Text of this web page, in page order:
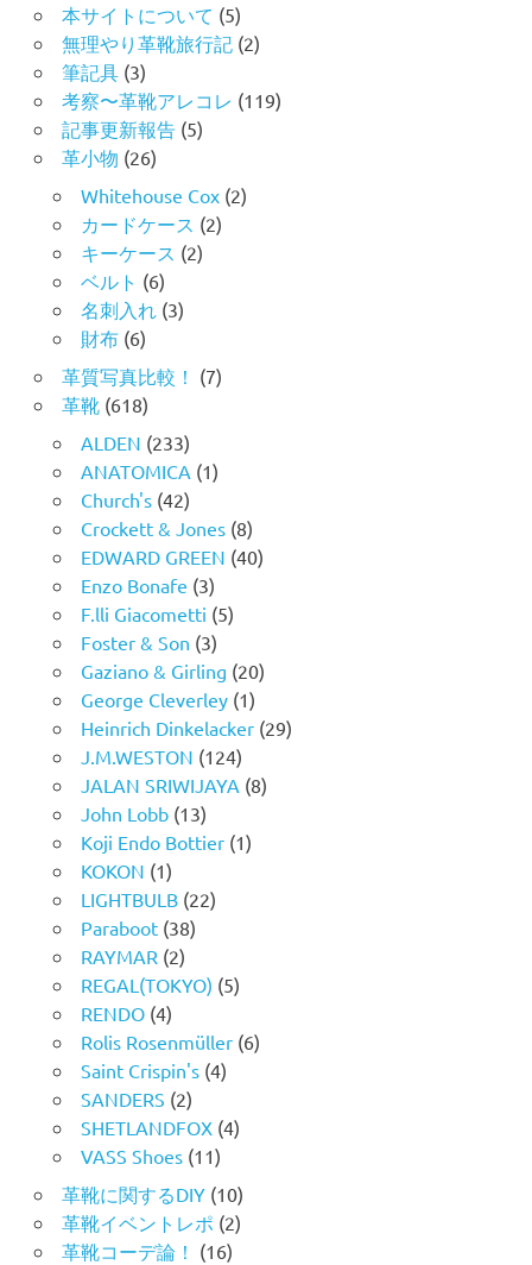
本サイトについて (5)
無理やり革靴旅行記 (2)
筆記具(3)
考察〜革靴アレコレ (119)
記事更新報告(5)
革小物 (26)
Whitehouse Cox(2)
カードケース (2)
キーケース (2)
ベルト (6)
名刺入れ (3)
財布(6)
革質写真比較！ (7)
革靴(618)
ALDEN (233)
ANATOMICA (1)
Church's(42)
Crockett & Jones(8)
EDWARD GREEN (40)
Enzo Bonafe (3)
F.lli Giacometti (5)
Foster & Son (3)
Gaziano & Girling (20)
George Cleverley(1)
Heinrich Dinkelacker(29)
J.M.WESTON (124)
JALAN SRIWIJAYA (8)
John Lobb(13)
Koji Endo Bottier(1)
KOKON (1)
LIGHTBULB(22)
Paraboot(38)
RAYMAR (2)
REGAL(TOKYO) (5)
RENDO(4)
Rolis Rosenmüller(6)
Saint Crispin's(4)
SANDERS (2)
SHETLANDFOX(4)
VASS Shoes(11)
革靴に関するDIY(10)
革靴イベントレポ (2)
革靴コーデ論！ (16)